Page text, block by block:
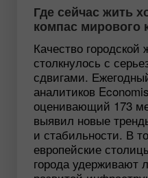
Где сейчас жить
компас мирового
Качество городской
столкнулось с
сдвигами.
аналитиков
оценивающий 173
выявил новые
и стабильности. В
европейские
города удерживают